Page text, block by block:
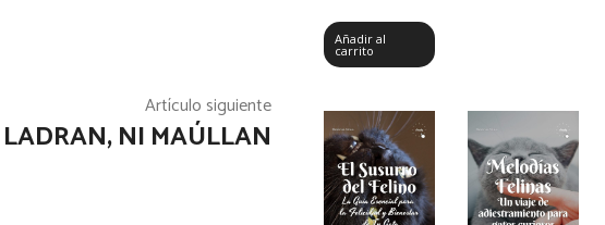
Artículo siguiente
NI MAÚLLAN
Añadir al
carrito